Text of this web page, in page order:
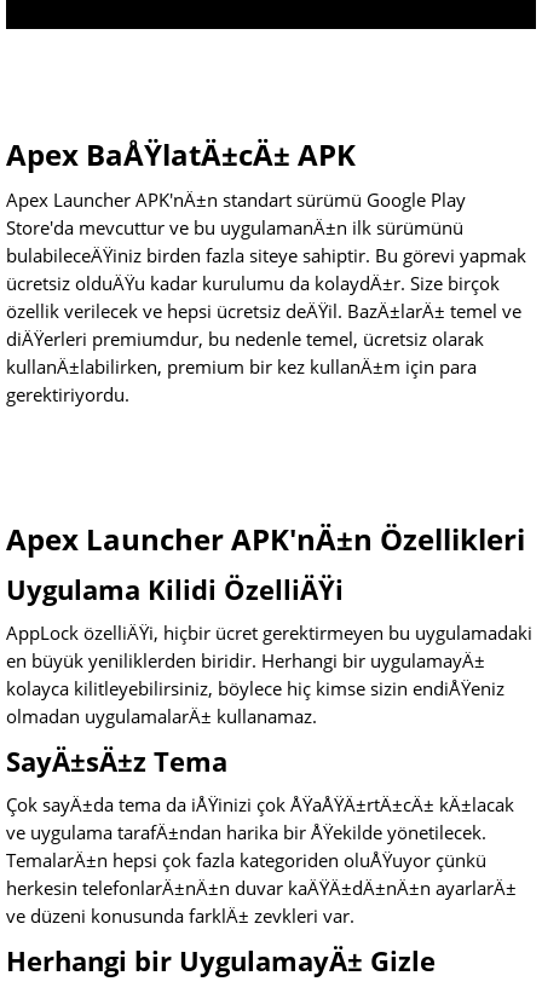
Apex BaÅŸlatÄ±cÄ± APK
Apex Launcher APK'nÄ±n standart sürümü Google Play
Store'da mevcuttur ve bu uygulamanÄ±n ilk sürümünü
bulabileceÄŸiniz birden fazla siteye sahiptir. Bu görevi yapmak
ücretsiz olduÄŸu kadar kurulumu da kolaydÄ±r. Size birçok
özellik verilecek ve hepsi ücretsiz deÄŸil. BazÄ±larÄ± temel ve
diÄŸerleri premiumdur, bu nedenle temel, ücretsiz olarak
kullanÄ±labilirken, premium bir kez kullanÄ±m için para
gerektiriyordu.
Apex Launcher APK'nÄ±n Özellikleri
Uygulama Kilidi ÖzelliÄŸi
AppLock özelliÄŸi, hiçbir ücret gerektirmeyen bu uygulamadaki
en büyük yeniliklerden biridir. Herhangi bir uygulamayÄ±
kolayca kilitleyebilirsiniz, böylece hiç kimse sizin endiÅŸeniz
olmadan uygulamalarÄ± kullanamaz.
SayÄ±sÄ±z Tema
Çok sayÄ±da tema da iÅŸinizi çok ÅŸaÅŸÄ±rtÄ±cÄ± kÄ±lacak
ve uygulama tarafÄ±ndan harika bir ÅŸekilde yönetilecek.
TemalarÄ±n hepsi çok fazla kategoriden oluÅŸuyor çünkü
herkesin telefonlarÄ±nÄ±n duvar kaÄŸÄ±dÄ±nÄ±n ayarlarÄ±
ve düzeni konusunda farklÄ± zevkleri var.
Herhangi bir UygulamayÄ± Gizle